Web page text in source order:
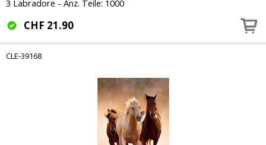
3 Labradore - Anz. Teile: 1000
CHF 21.90
CLE-39168